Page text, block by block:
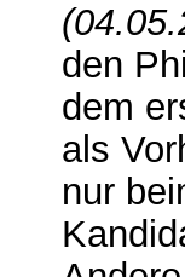
den
dem
als
nur